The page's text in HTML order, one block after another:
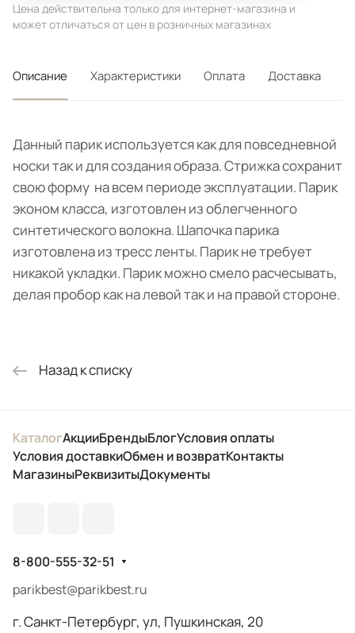
Цена действительна только для интернет-магазина и
может отличаться от цен в розничных магазинах
Описание Характеристики Оплата Доставка
Данный парик используется как для повседневной
носки так и для создания образа. Стрижка сохранит
свою форму на всем периоде эксплуатации. Парик
эконом класса, изготовлен из облегченного
синтетического волокна. Шапочка парика
изготовлена из тресс ленты. Парик не требует
никакой укладки. Парик можно смело расчесывать,
делая пробор как на левой так и на правой стороне.
Назад к списку
КаталогАкцииБрендыБлогУсловия оплаты
Условия доставкиОбмен и возвратКонтакты
МагазиныРеквизитыДокументы
8-800-555-32-51
parikbest@parikbest.ru
г. Санкт-Петербург, ул, Пушкинская, 20